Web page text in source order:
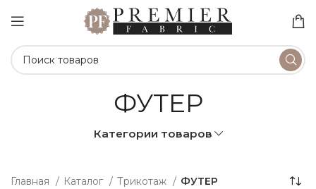
ФУТЕР
Категории товаров
Главная Каталог Трикотаж ФУТЕР